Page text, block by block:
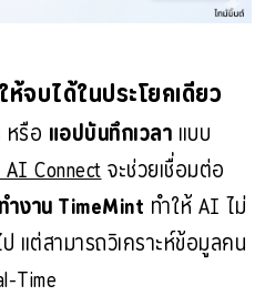
บได้ในประโยคเดียว
หรือ แอปบันทึกเวลา แบบ
Connect จะช่วยเชื่อมต่อ
งาน TimeMint ทำให้ AI ไม่
แต่สามารถวิเคราะห์ข้อมูลคน
Time